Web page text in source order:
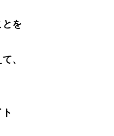
とを
、